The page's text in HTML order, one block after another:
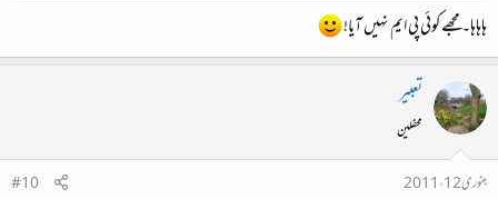
ہاہاہا۔ مجھے کوئی پی ایم نہیں آیا!
تعبیر
محفلین
جنوری 12، 2011
#10